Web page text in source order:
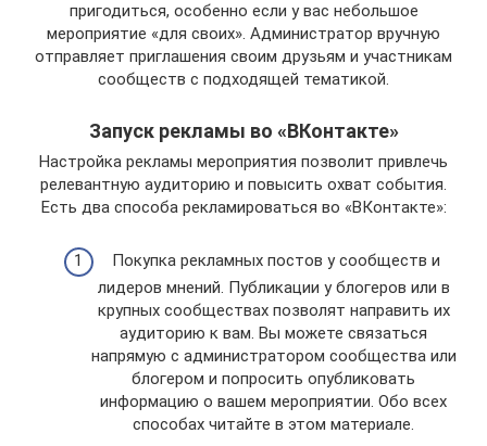
пригодиться, особенно если у вас небольшое
мероприятие «для своих». Администратор вручную
отправляет приглашения своим друзьям и участникам
сообществ с подходящей тематикой.
Запуск рекламы во «ВКонтакте»
Настройка рекламы мероприятия позволит привлечь
релевантную аудиторию и повысить охват события.
Есть два способа рекламироваться во «ВКонтакте»:
Покупка рекламных постов у сообществ и
лидеров мнений. Публикации у блогеров или в
крупных сообществах позволят направить их
аудиторию к вам. Вы можете связаться
напрямую с администратором сообщества или
блогером и попросить опубликовать
информацию о вашем мероприятии. Обо всех
способах читайте в этом материале.